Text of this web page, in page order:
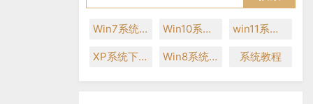
Win7系统下载 Win10系统下载 win11系统下载
XP系统下载 Win8系统下载 系统教程